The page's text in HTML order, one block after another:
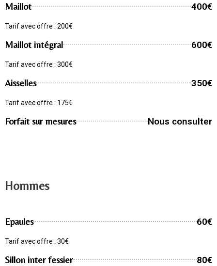
Maillot 400€
Tarif avec offre : 200€
Maillot intégral 600€
Tarif avec offre : 300€
Aisselles 350€
Tarif avec offre : 175€
Forfait sur mesures Nous consulter
Hommes
Epaules 60€
Tarif avec offre : 30€
Sillon inter fessier 80€